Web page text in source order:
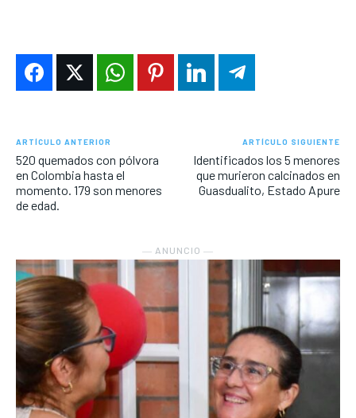
ARTÍCULO ANTERIOR
520 quemados con pólvora
en Colombia hasta el
momento. 179 son menores
de edad.
ARTÍCULO SIGUIENTE
Identificados los 5 menores
que murieron calcinados en
Guasdualito, Estado Apure
― ANUNCIO ―